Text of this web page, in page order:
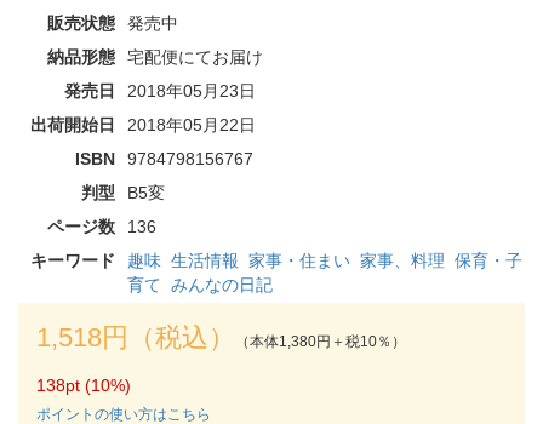
販売状態
発売中
納品形態
宅配便にてお届け
発売日
2018年05月23日
出荷開始日
2018年05月22日
ISBN
9784798156767
判型
B5変
ページ数
136
キーワード
趣味 生活情報 家事・住まい 家事、料理 保育・子
育て みんなの日記
1,518円（税込） （本体1,380円＋税10％）
138pt (10%)
ポイントの使い方はこちら